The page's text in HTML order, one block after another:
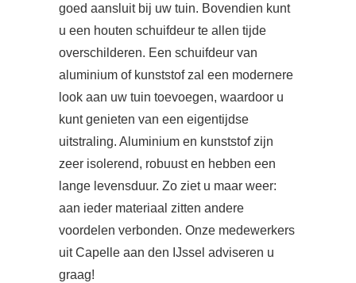
goed aansluit bij uw tuin. Bovendien kunt
u een houten schuifdeur te allen tijde
overschilderen. Een schuifdeur van
aluminium of kunststof zal een modernere
look aan uw tuin toevoegen, waardoor u
kunt genieten van een eigentijdse
uitstraling. Aluminium en kunststof zijn
zeer isolerend, robuust en hebben een
lange levensduur. Zo ziet u maar weer:
aan ieder materiaal zitten andere
voordelen verbonden. Onze medewerkers
uit Capelle aan den IJssel adviseren u
graag!